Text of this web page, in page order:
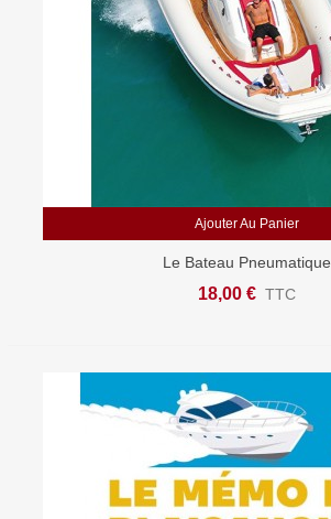
Ajouter Au Panier
Le Bateau Pneumatique
18,00 € TTC